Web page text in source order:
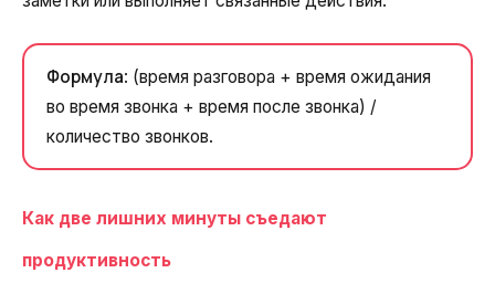
Формула: (время разговора + время ожидания
во время звонка + время после звонка) /
количество звонков.
Как две лишних минуты съедают
продуктивность
Компания
E-mail
Партнер
Alternative:
Alternative:
Alternative:
Ваше имя
+1